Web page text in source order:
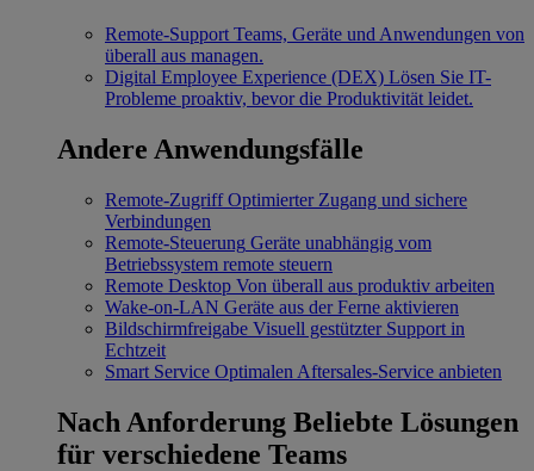
Remote-Support Teams, Geräte und Anwendungen von
überall aus managen.
Digital Employee Experience (DEX) Lösen Sie IT-
Probleme proaktiv, bevor die Produktivität leidet.
Andere Anwendungsfälle
Remote-Zugriff Optimierter Zugang und sichere
Verbindungen
Remote-Steuerung Geräte unabhängig vom
Betriebssystem remote steuern
Remote Desktop Von überall aus produktiv arbeiten
Wake-on-LAN Geräte aus der Ferne aktivieren
Bildschirmfreigabe Visuell gestützter Support in
Echtzeit
Smart Service Optimalen Aftersales-Service anbieten
Nach Anforderung Beliebte Lösungen
für verschiedene Teams